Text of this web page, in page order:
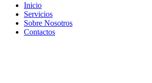
Inicio
Servicios
Sobre Nosotros
Contactos